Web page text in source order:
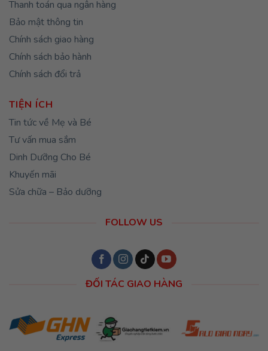
Thanh toán qua ngân hàng
Bảo mật thông tin
Chính sách giao hàng
Chính sách bảo hành
Chính sách đổi trả
TIỆN ÍCH
Tin tức về Mẹ và Bé
Tư vấn mua sắm
Dinh Dưỡng Cho Bé
Khuyến mãi
Sửa chữa – Bảo dưỡng
FOLLOW US
ĐỐI TÁC GIAO HÀNG